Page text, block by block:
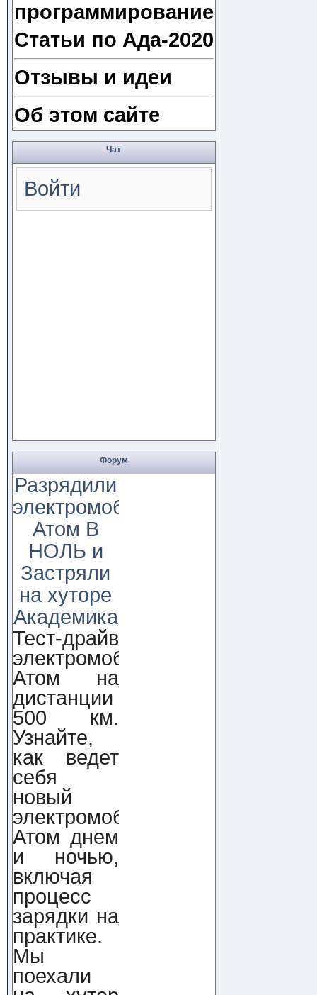
программирование
Статьи по Ада-2020
Отзывы и идеи
Об этом сайте
Чат
Войти
Форум
Разрядили
электромобиль
Атом В
НОЛЬ и
Застряли
на хуторе
Академика
Тест-драйв
электромобиля
Атом на
дистанции
500 км.
Узнайте,
как ведет
себя
новый
электромобиль
Атом днем
и ночью,
включая
процесс
зарядки на
практике.
Мы
поехали